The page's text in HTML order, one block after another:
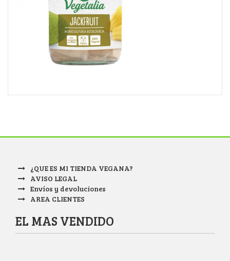
¿QUE ES MI TIENDA VEGANA?
AVISO LEGAL
Envíos y devoluciones
AREA CLIENTES
EL MAS VENDIDO